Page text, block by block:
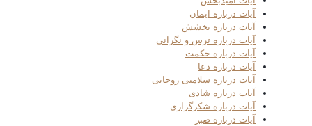
آیات درباره ایمان
آیات درباره بخشش
آیات درباره ترس و نگرانی
آیات درباره حکمت
آیات درباره دعا
آیات درباره سلامتی روحانی
آیات درباره شادی
آیات درباره شکرگزاری
آیات درباره صبر